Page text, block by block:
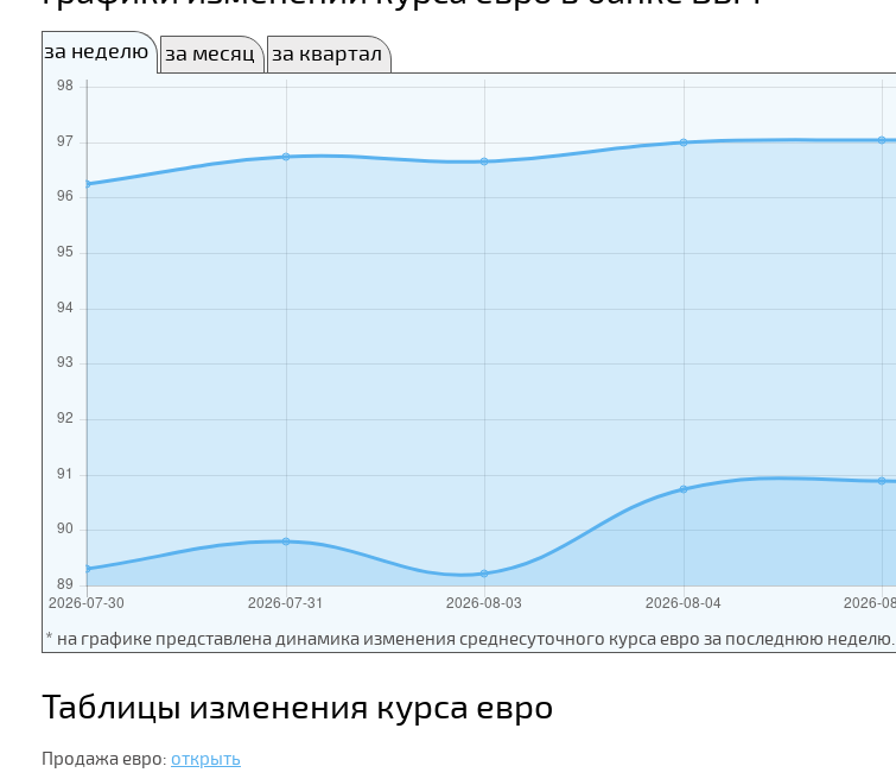
за неделю за месяц за квартал
* на графике представлена динамика изменения среднесуточного курса евро за последнюю неделю.
Таблицы изменения курса евро
Продажа евро: открыть